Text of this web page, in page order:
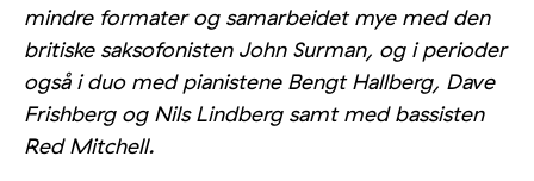
mindre formater og samarbeidet mye med den
britiske saksofonisten John Surman, og i perioder
også i duo med pianistene Bengt Hallberg, Dave
Frishberg og Nils Lindberg samt med bassisten
Red Mitchell.